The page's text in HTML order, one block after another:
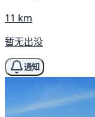
11 km
暂无出没
通知